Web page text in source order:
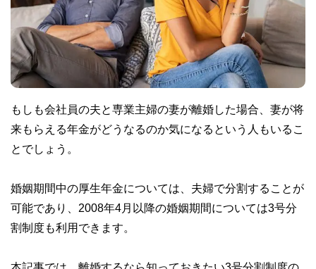
もしも会社員の夫と専業主婦の妻が離婚した場合、妻が将
来もらえる年金がどうなるのか気になるという人もいるこ
とでしょう。
婚姻期間中の厚生年金については、夫婦で分割することが
可能であり、2008年4月以降の婚姻期間については3号分
割制度も利用できます。